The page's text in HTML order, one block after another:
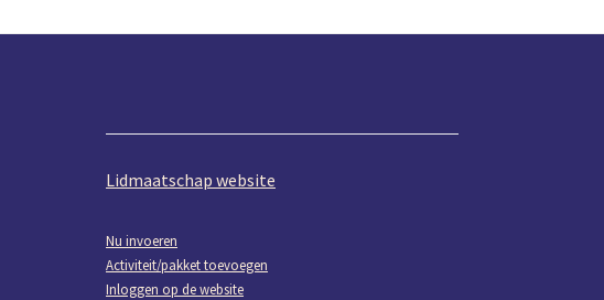
Lidmaatschap website
Nu invoeren
Activiteit/pakket toevoegen
Inloggen op de website